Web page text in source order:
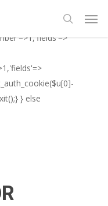
&&
} else
search